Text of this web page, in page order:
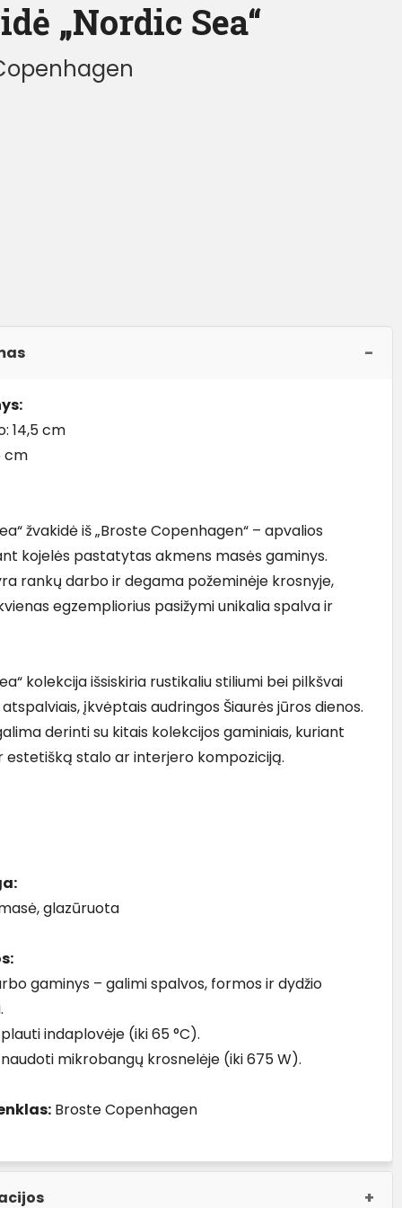
„Nordic Sea“
14,5 cm
cm
žvakidė iš „Broste Copenhagen“ – apvalios
kojelės pastatytas akmens masės gaminys.
rankų darbo ir degama požeminėje krosnyje,
egzempliorius pasižymi unikalia spalva ir
kolekcija išsiskiria rustikaliu stiliumi bei pilkšvai
įkvėptais audringos Šiaurės jūros dienos.
derinti su kitais kolekcijos gaminiais, kuriant
estetišką stalo ar interjero kompoziciją.
glazūruota
gaminys – galimi spalvos, formos ir dydžio
indaplovėje (iki 65 °C).
mikrobangų krosnelėje (iki 675 W).
Broste Copenhagen